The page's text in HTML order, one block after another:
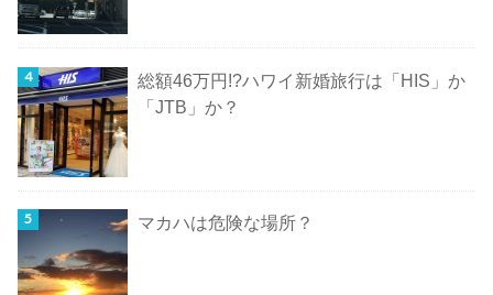
総額46万円!?ハワイ新婚旅行は「HIS」か
「JTB」か？
マカハは危険な場所？